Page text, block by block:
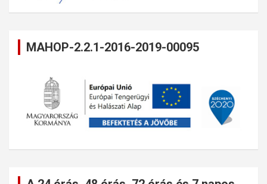
MAHOP-2.2.1-2016-2019-00095